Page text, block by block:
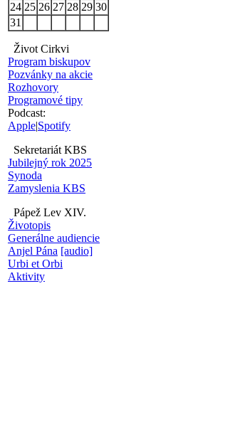
24 25 26 27 28 29 30
31
Život Cirkvi
Program biskupov
Pozvánky na akcie
Rozhovory
Programové tipy
Podcast:
Apple|Spotify
Sekretariát KBS
Jubilejný rok 2025
Synoda
Zamyslenia KBS
Pápež Lev XIV.
Životopis
Generálne audiencie
Anjel Pána [audio]
Urbi et Orbi
Aktivity